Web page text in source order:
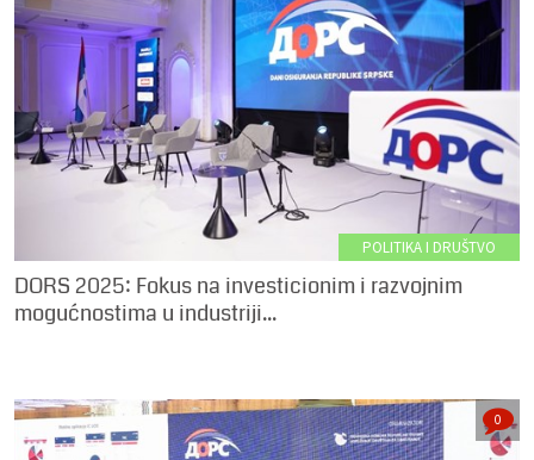
POLITIKA I DRUŠTVO
DORS 2025: Fokus na investicionim i razvojnim
mogućnostima u industriji...
0